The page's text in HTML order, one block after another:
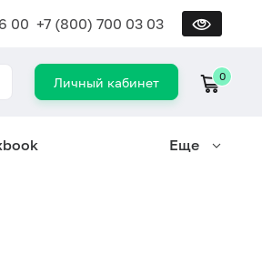
00 +7 (800) 700 03 03
Личный кабинет 0
Еще